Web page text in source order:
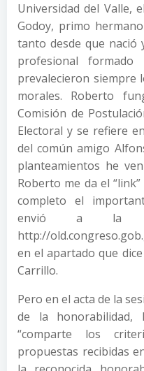
Universidad del Valle,
Godoy, primo
tanto desde que nació
profesional
prevalecieron siempre
morales. Roberto
Comisión de
Electoral y se refiere
del común amigo
planteamientos he
Roberto me da el
completo el
envió a la
http://
en el apartado que
Carrillo.
Pero en el acta de la
de la honorabilidad,
“comparte los
propuestas recibidas